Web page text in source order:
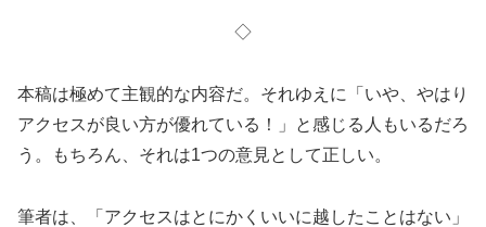
◇
本稿は極めて主観的な内容だ。それゆえに「いや、やはり
アクセスが良い方が優れている！」と感じる人もいるだろ
う。もちろん、それは1つの意見として正しい。
筆者は、「アクセスはとにかくいいに越したことはない」